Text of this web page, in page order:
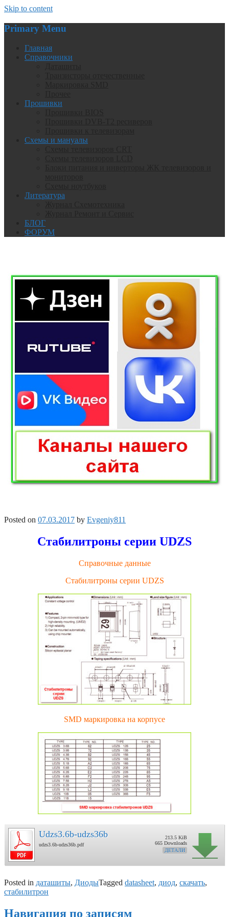
Skip to content
Primary Menu
Главная
Справочники
Прошивки
Схемы и мануалы
Литература
БЛОГ
ФОРУМ
Posted on 07.03.2017 by Evgeniy811
Стабилитроны серии UDZS
Справочные данные
Стабилитроны серии UDZS
SMD маркировка на корпусе
Udzs3.6b-udzs36b
udzs3.6b-udzs36b.pdf
213.5 KiB
665 Downloads
ДЕТАЛИ
Posted in даташиты, ДиодыTagged datasheet, диод, скачать,
стабилитрон
Навигация по записям